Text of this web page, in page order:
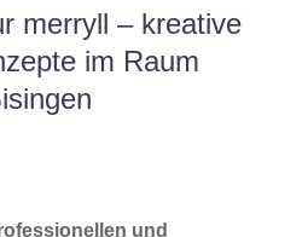
merryll – kreative
im Raum
und